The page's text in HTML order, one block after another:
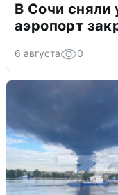
В Сочи сняли
аэропорт
6 августа 0